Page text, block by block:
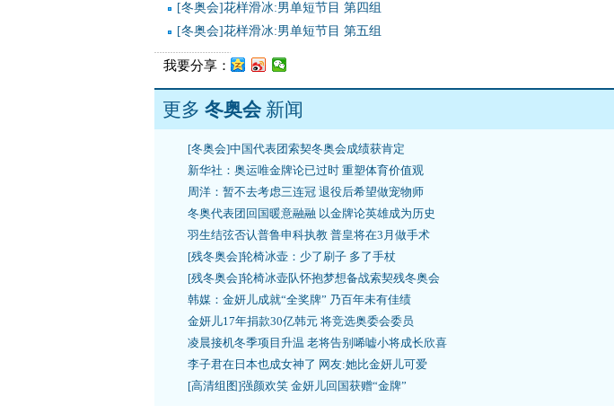
[冬奥会]花样滑冰:男单短节目 第四组
[冬奥会]花样滑冰:男单短节目 第五组
我要分享：
更多 冬奥会新闻
[冬奥会]中国代表团索契冬奥会成绩获肯定
新华社：奥运唯金牌论已过时 重塑体育价值观
周洋：暂不去考虑三连冠 退役后希望做宠物师
冬奥代表团回国暖意融融 以金牌论英雄成为历史
羽生结弦否认普鲁申科执教 普皇将在3月做手术
[残冬奥会]轮椅冰壶：少了刷子 多了手杖
[残冬奥会]轮椅冰壶队怀抱梦想备战索契残冬奥会
韩媒：金妍儿成就“全奖牌” 乃百年未有佳绩
金妍儿17年捐款30亿韩元 将竞选奥委会委员
凌晨接机冬季项目升温 老将告别唏嘘小将成长欣喜
李子君在日本也成女神了 网友:她比金妍儿可爱
[高清组图]强颜欢笑 金妍儿回国获赠“金牌”